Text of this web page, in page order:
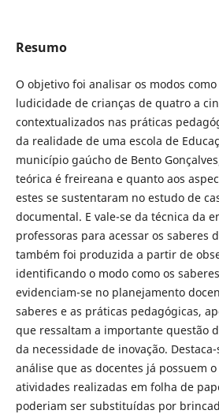
Resumo
O objetivo foi analisar os modos
ludicidade de crianças de quatro a
contextualizados nas práticas
da realidade de uma escola de
município gaúcho de Bento
teórica é freireana e quanto aos
estes se sustentaram no estudo de
documental. E vale-se da técnica da
professoras para acessar os saberes
também foi produzida a partir de
identificando o modo como os
evidenciam-se no planejamento
saberes e as práticas pedagógicas,
que ressaltam a importante questão
da necessidade de inovação.
análise que as docentes já possuem
atividades realizadas em folha de
poderiam ser substituídas por